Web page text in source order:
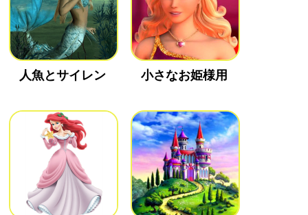
人魚とサイレン 小さなお姫様用